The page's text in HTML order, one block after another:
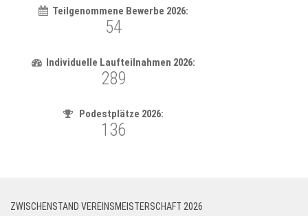
ZWISCHENSTAND VEREINSMEISTERSCHAFT 2026